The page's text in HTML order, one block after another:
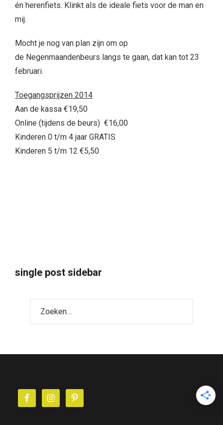
én herenfiets. Klinkt als de ideale fiets voor de man en
mij.
Mocht je nog van plan zijn om op
de Negenmaandenbeurs langs te gaan, dat kan tot 23
februari.
Toegangsprijzen 2014
Aan de kassa €19,50
Online (tijdens de beurs) €16,00
Kinderen 0 t/m 4 jaar GRATIS
Kinderen 5 t/m 12 €5,50
single post sidebar